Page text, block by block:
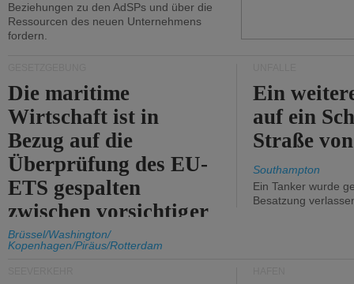
Beziehungen zu den AdSPs und über die
Ressourcen des neuen Unternehmens
fordern.
Die maritime
Wirtschaft ist in
Bezug auf die
Überprüfung des EU-
ETS gespalten
zwischen vorsichtiger
Unterstützung und
Kritik.
Brüssel/Washington/
Kopenhagen/Piräus/Rotterdam
Ein
auf ein
Straße
Southampton
Ein Tanker wurde
Besatzung